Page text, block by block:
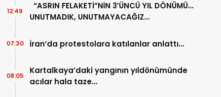
“ASRIN FELAKETİ”NİN 3’ÜNCÜ YIL DÖNÜMÜ…
UNUTMADIK, UNUTMAYACAĞIZ…
12:49
İran’da protestolara katılanlar anlattı…
07:30
Kartalkaya’daki yangının yıldönümünde
acılar hala taze…
08:05